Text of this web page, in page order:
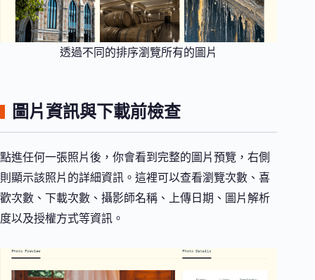
透過不同的排序瀏覽所有的圖片
圖片資訊與下載前檢查
點進任何一張照片後，你會看到完整的圖片預覽，右側
則顯示該照片的詳細資訊。這裡可以查看瀏覽次數、喜
歡次數、下載次數、攝影師名稱、上傳日期、圖片解析
度以及授權方式等資訊。